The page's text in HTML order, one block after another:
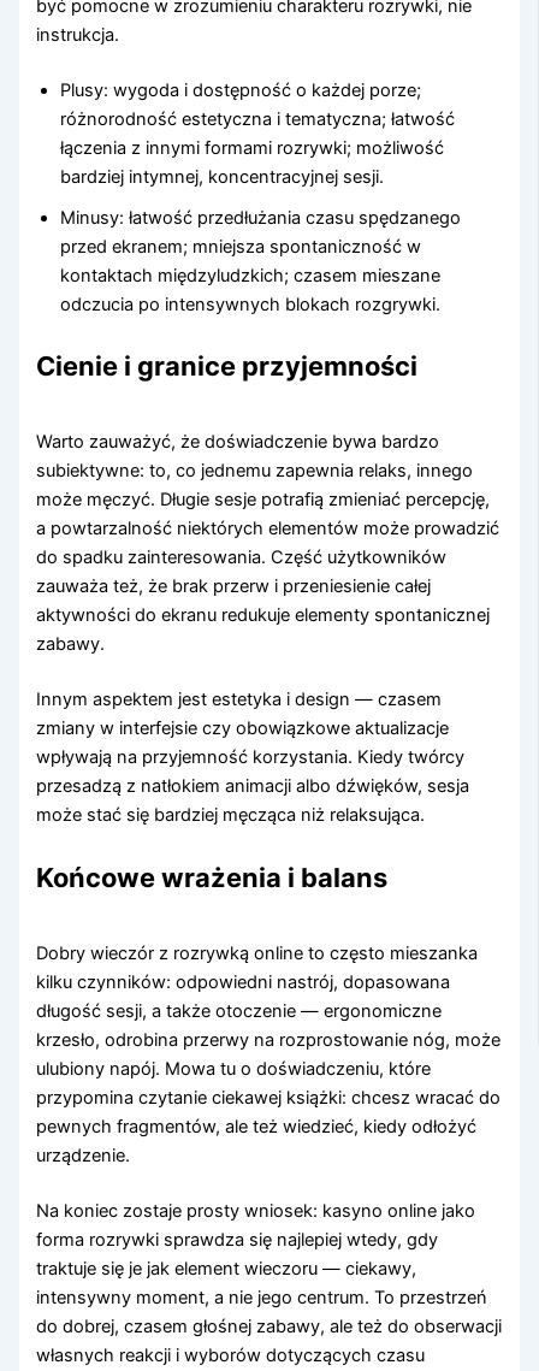
być pomocne w zrozumieniu charakteru rozrywki, nie
instrukcja.
Plusy: wygoda i dostępność o każdej porze;
różnorodność estetyczna i tematyczna; łatwość
łączenia z innymi formami rozrywki; możliwość
bardziej intymnej, koncentracyjnej sesji.
Minusy: łatwość przedłużania czasu spędzanego
przed ekranem; mniejsza spontaniczność w
kontaktach międzyludzkich; czasem mieszane
odczucia po intensywnych blokach rozgrywki.
Cienie i granice przyjemności
Warto zauważyć, że doświadczenie bywa bardzo
subiektywne: to, co jednemu zapewnia relaks, innego
może męczyć. Długie sesje potrafią zmieniać percepcję,
a powtarzalność niektórych elementów może prowadzić
do spadku zainteresowania. Część użytkowników
zauważa też, że brak przerw i przeniesienie całej
aktywności do ekranu redukuje elementy spontanicznej
zabawy.
Innym aspektem jest estetyka i design — czasem
zmiany w interfejsie czy obowiązkowe aktualizacje
wpływają na przyjemność korzystania. Kiedy twórcy
przesadzą z natłokiem animacji albo dźwięków, sesja
może stać się bardziej męcząca niż relaksująca.
Końcowe wrażenia i balans
Dobry wieczór z rozrywką online to często mieszanka
kilku czynników: odpowiedni nastrój, dopasowana
długość sesji, a także otoczenie — ergonomiczne
krzesło, odrobina przerwy na rozprostowanie nóg, może
ulubiony napój. Mowa tu o doświadczeniu, które
przypomina czytanie ciekawej książki: chcesz wracać do
pewnych fragmentów, ale też wiedzieć, kiedy odłożyć
urządzenie.
Na koniec zostaje prosty wniosek: kasyno online jako
forma rozrywki sprawdza się najlepiej wtedy, gdy
traktuje się je jak element wieczoru — ciekawy,
intensywny moment, a nie jego centrum. To przestrzeń
do dobrej, czasem głośnej zabawy, ale też do obserwacji
własnych reakcji i wyborów dotyczących czasu